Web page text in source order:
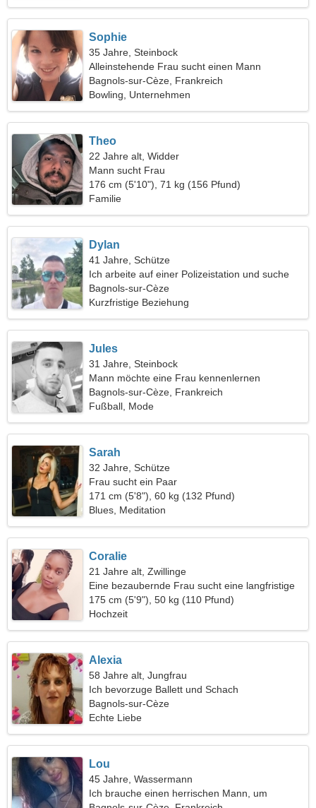
Sophie
35 Jahre, Steinbock
Alleinstehende Frau sucht einen Mann
Bagnols-sur-Cèze, Frankreich
Bowling, Unternehmen
Theo
22 Jahre alt, Widder
Mann sucht Frau
176 cm (5'10"), 71 kg (156 Pfund)
Familie
Dylan
41 Jahre, Schütze
Ich arbeite auf einer Polizeistation und suche
eine aufrichtige Frau
Bagnols-sur-Cèze
Kurzfristige Beziehung
Jules
31 Jahre, Steinbock
Mann möchte eine Frau kennenlernen
Bagnols-sur-Cèze, Frankreich
Fußball, Mode
Sarah
32 Jahre, Schütze
Frau sucht ein Paar
171 cm (5'8"), 60 kg (132 Pfund)
Blues, Meditation
Coralie
21 Jahre alt, Zwillinge
Eine bezaubernde Frau sucht eine langfristige
Beziehung
175 cm (5'9"), 50 kg (110 Pfund)
Hochzeit
Alexia
58 Jahre alt, Jungfrau
Ich bevorzuge Ballett und Schach
Bagnols-sur-Cèze
Echte Liebe
Lou
45 Jahre, Wassermann
Ich brauche einen herrischen Mann, um